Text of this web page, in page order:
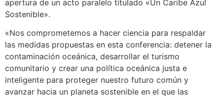
apertura de un acto paralelo titulado «Un Caribe Azul
Sostenible».
«Nos comprometemos a hacer ciencia para respaldar
las medidas propuestas en esta conferencia: detener la
contaminación oceánica, desarrollar el turismo
comunitario y crear una política oceánica justa e
inteligente para proteger nuestro futuro común y
avanzar hacia un planeta sostenible en el que las